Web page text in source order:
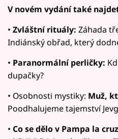
V novém vydání také
• Zvláštní rituály: Záhada
Indiánský obřad, který
• Paranormální perličky:
dupačky?
• Osobnosti mystiky: Muž,
Poodhalujeme tajemství
• Co se dělo v Pampa la